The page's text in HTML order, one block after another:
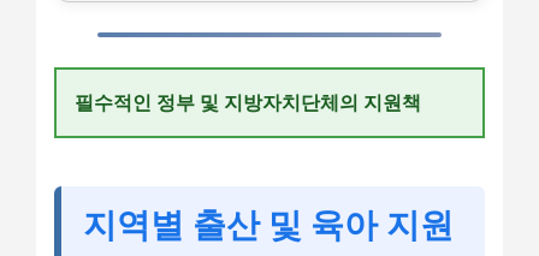
필수적인 정부 및 지방자치단체의 지원책
지역별 출산 및 육아 지원